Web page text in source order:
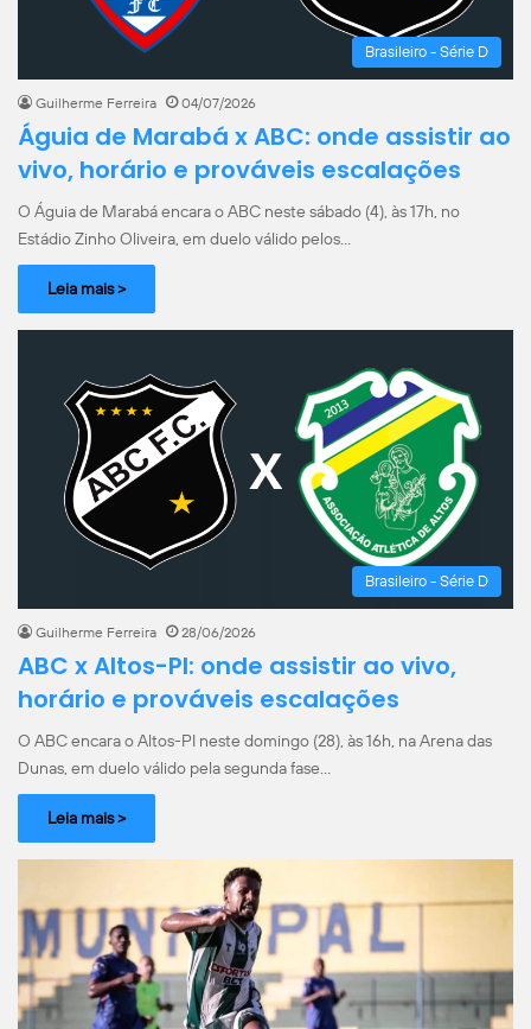
Brasileiro - Série D
Guilherme Ferreira 04/07/2026
Águia de Marabá x ABC: onde assistir ao
vivo, horário e prováveis escalações
O Águia de Marabá encara o ABC neste sábado (4), às 17h, no
Estádio Zinho Oliveira, em duelo válido pelos…
Leia mais >
Brasileiro - Série D
Guilherme Ferreira 28/06/2026
ABC x Altos-PI: onde assistir ao vivo,
horário e prováveis escalações
O ABC encara o Altos-PI neste domingo (28), às 16h, na Arena das
Dunas, em duelo válido pela segunda fase…
Leia mais >